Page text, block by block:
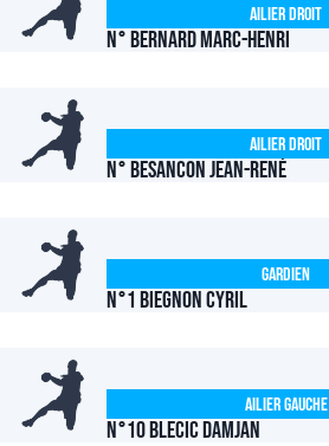
N° BERNARD Marc-Henri
Ailier Droit
N° BESANCON Jean-René
Ailier Droit
N°1 BIEGNON Cyril
Gardien
N°10 BLECIC Damjan
Ailier Gauche